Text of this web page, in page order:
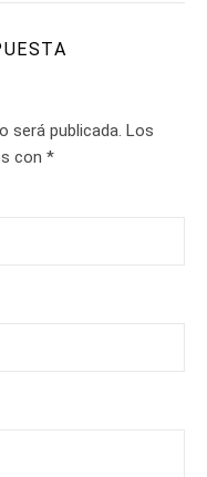
será publicada. Los
con *